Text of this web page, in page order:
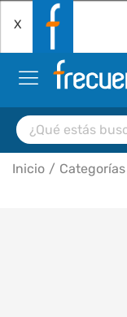
X
Inicio Categorías